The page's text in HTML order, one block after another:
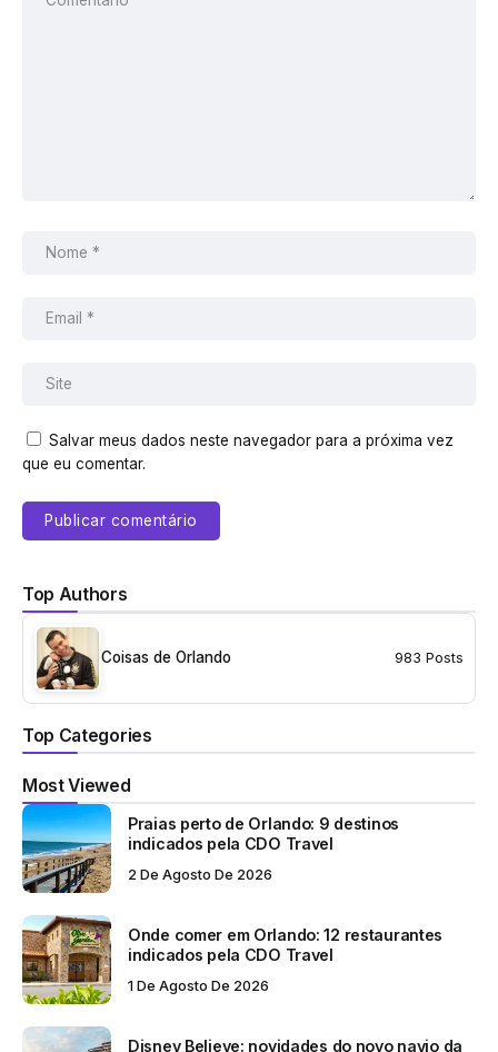
Salvar meus dados neste navegador para a próxima vez
que eu comentar.
Top Authors
Coisas de Orlando 983 Posts
Top Categories
Most Viewed
Praias perto de Orlando: 9 destinos
indicados pela CDO Travel
2 De Agosto De 2026
Onde comer em Orlando: 12 restaurantes
indicados pela CDO Travel
1 De Agosto De 2026
Disney Believe: novidades do novo navio da